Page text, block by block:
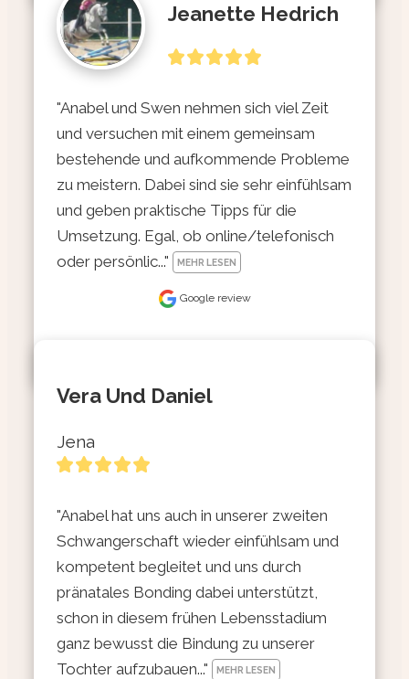
Jeanette Hedrich
"Anabel und Swen nehmen sich viel Zeit
und versuchen mit einem gemeinsam
bestehende und aufkommende Probleme
zu meistern. Dabei sind sie sehr einfühlsam
und geben praktische Tipps für die
Umsetzung. Egal, ob online/telefonisch
oder persönlic..."
MEHR LESEN
Google review
Vera Und Daniel
Jena
"Anabel hat uns auch in unserer zweiten
Schwangerschaft wieder einfühlsam und
kompetent begleitet und uns durch
pränatales Bonding dabei unterstützt,
schon in diesem frühen Lebensstadium
ganz bewusst die Bindung zu unserer
Tochter aufzubauen..."
MEHR LESEN